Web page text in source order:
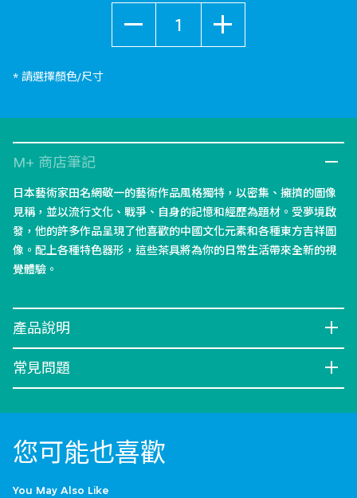
* 請選擇顏色/尺寸
M+ 商店筆記
日本藝術家田名網敬一的藝術作品風格獨特，以密集、擁擠的圖像
見稱，並以流行文化、戰爭、自身的記憶和經歷為題材。受夢境啟
發，他的許多作品呈現了他喜歡的中國文化元素和各種東方吉祥圖
像。配上各種特色器形，這些茶具將為你的日常生活帶來全新的視
覺體驗。
產品說明
常見問題
您可能也喜歡
You May Also Like